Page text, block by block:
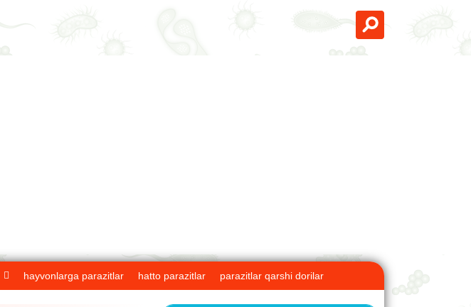
hayvonlarga parazitlar hatto parazitlar parazitlar qarshi dorilar